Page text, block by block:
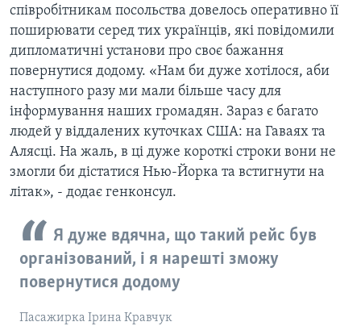
співробітникам посольства довелось оперативно її
поширювати серед тих українців, які повідомили
дипломатичні установи про своє бажання
повернутися додому. «Нам би дуже хотілося, аби
наступного разу ми мали більше часу для
інформування наших громадян. Зараз є багато
людей у віддалених куточках США: на Гаваях та
Алясці. На жаль, в ці дуже короткі строки вони не
змогли би дістатися Нью-Йорка та встигнути на
літак», - додає генконсул.
Я дуже вдячна, що такий рейс був
організований, і я нарешті зможу
повернутися додому
Пасажирка Ірина Кравчук